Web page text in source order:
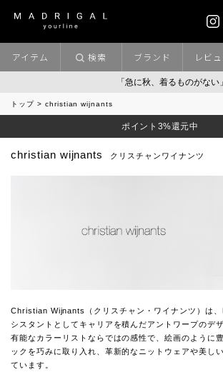
「急に秋、着るものがない」 「
アイテム 検索 ブランド レビ
トップ christian wijnants
ポイント3%還元中
christian wijnants クリスチャンワイナンツ
Christian Wijnants（クリスチャン・ワイナンツ）は
シスタントとしてキャリアを積んだアントワープのデザ
有能なカラーリストならではの感性で、絵画のように
ックを巧みに取り入れ、革新的なニットウェアや美し
ています。